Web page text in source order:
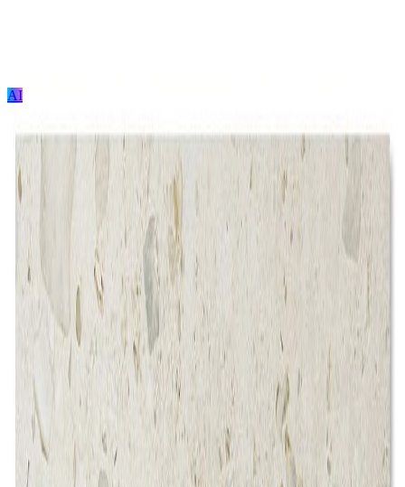
AI
ログイン / 新規登録
プロジェクト投稿
建材を探す
メーカーを探す
TECTUREとは？
サービスの使い方
ホワイト
CIRCLING TERRAZZO/サークリング テラゾ
品番: